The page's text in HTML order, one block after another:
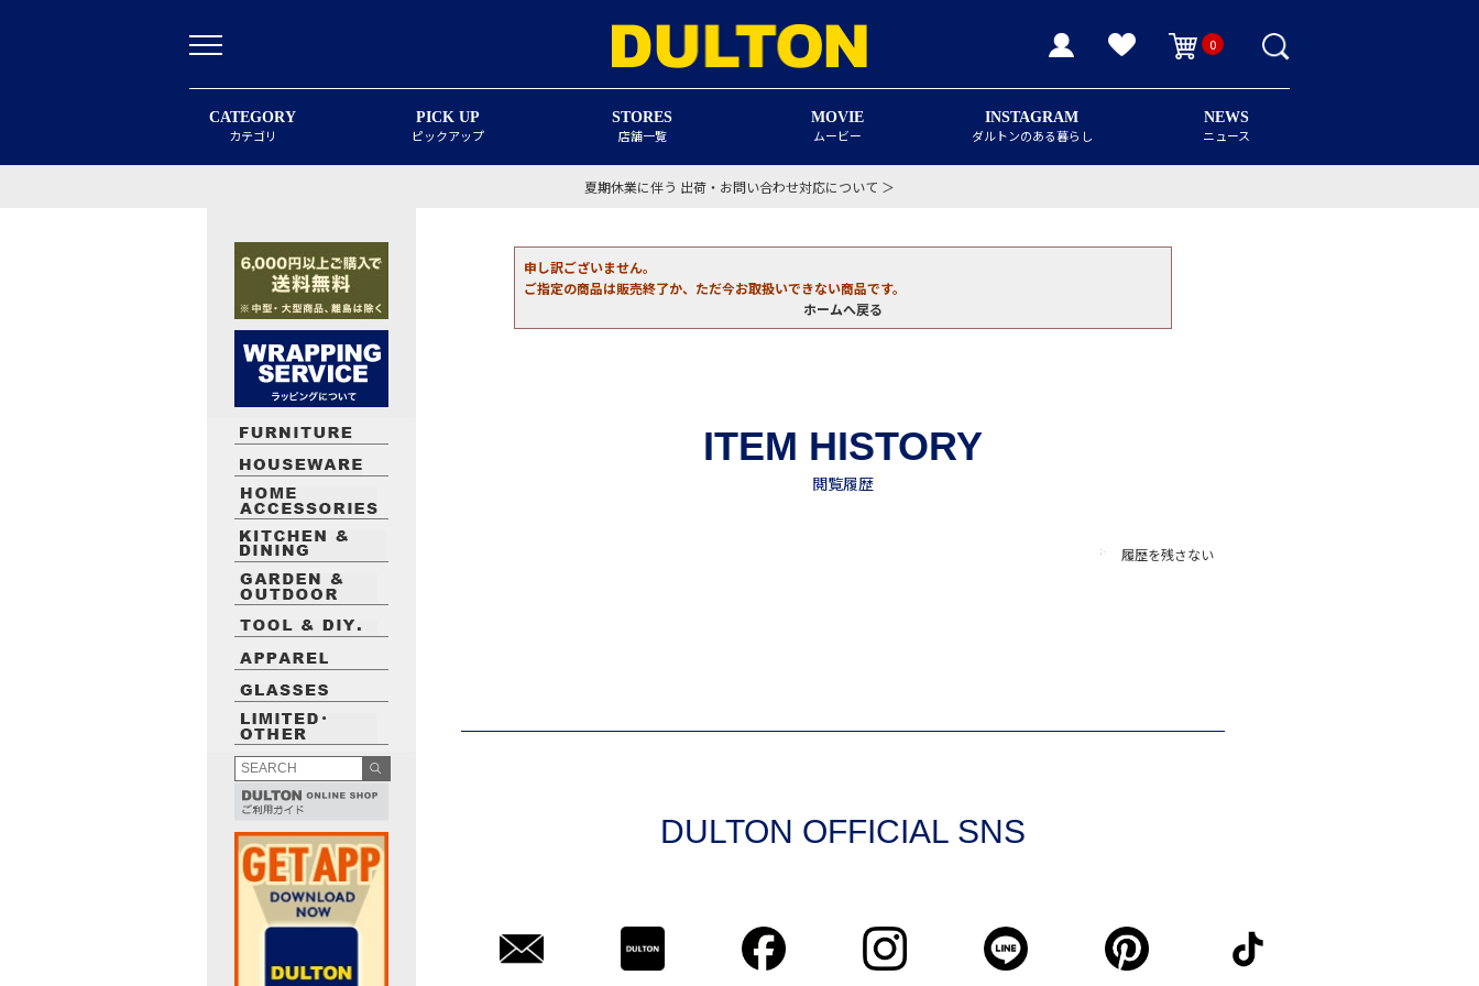
0
CATEGORY
カテゴリ
PICK UP
ピックアップ
STORES
店舗一覧
MOVIE
ムービー
INSTAGRAM
ダルトンのある暮らし
NEWS
ニュース
夏期休業に伴う 出荷・お問い合わせ対応について ＞
申し訳ございません。
ご指定の商品は販売終了か、ただ今お取扱いできない商品です。
ホームへ戻る
履歴を残さない
DULTON OFFICIAL SNS